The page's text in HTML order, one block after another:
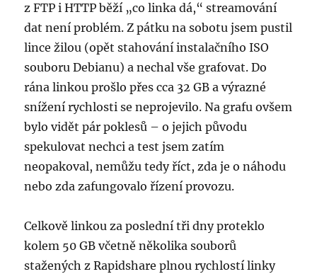
z FTP i HTTP běží „co linka dá,“ streamování
dat není problém. Z pátku na sobotu jsem pustil
lince žilou (opět stahování instalačního ISO
souboru Debianu) a nechal vše grafovat. Do
rána linkou prošlo přes cca 32 GB a výrazné
snížení rychlosti se neprojevilo. Na grafu ovšem
bylo vidět pár poklesů – o jejich původu
spekulovat nechci a test jsem zatím
neopakoval, nemůžu tedy říct, zda je o náhodu
nebo zda zafungovalo řízení provozu.
Celkově linkou za poslední tři dny proteklo
kolem 50 GB včetně několika souborů
stažených z Rapidshare plnou rychlostí linky